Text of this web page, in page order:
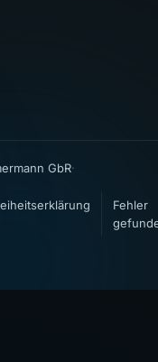
GbR·
Fehler